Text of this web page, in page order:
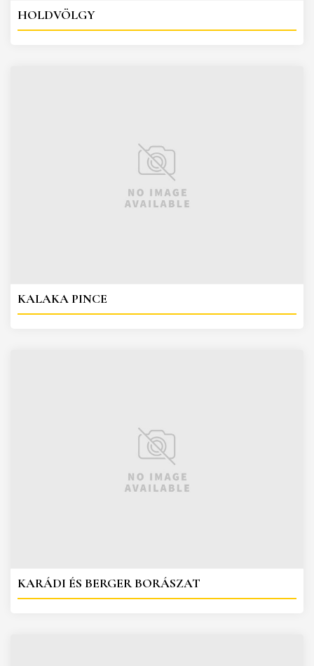
HOLDVÖLGY
KALAKA PINCE
KARÁDI ÉS BERGER BORÁSZAT